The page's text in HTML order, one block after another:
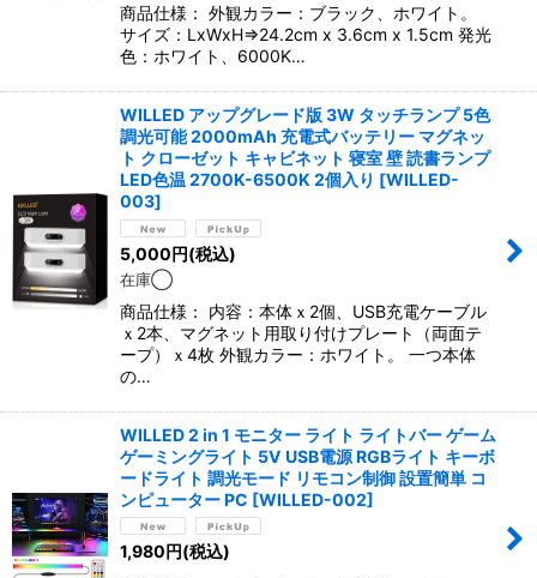
商品仕様： 外観カラー：ブラック、ホワイト。
サイズ：LxWxH⇒24.2cm x 3.6cm x 1.5cm 発光
色：ホワイト、6000K…
WILLED アップグレード版 3W タッチランプ 5色
調光可能 2000mAh 充電式バッテリー マグネッ
ト クローゼット キャビネット 寝室 壁 読書ランプ
LED色温 2700K-6500K 2個入り [WILLED-
003]
5,000円(税込)
在庫◯
商品仕様： 内容：本体ｘ2個、USB充電ケーブル
ｘ2本、マグネット用取り付けプレート（両面テ
ープ）ｘ4枚 外観カラー：ホワイト。 一つ本体
の…
WILLED 2 in 1 モニター ライト ライトバー ゲーム
ゲーミングライト 5V USB電源 RGBライト キーボ
ードライト 調光モード リモコン制御 設置簡単 コ
ンピューター PC [WILLED-002]
1,980円(税込)